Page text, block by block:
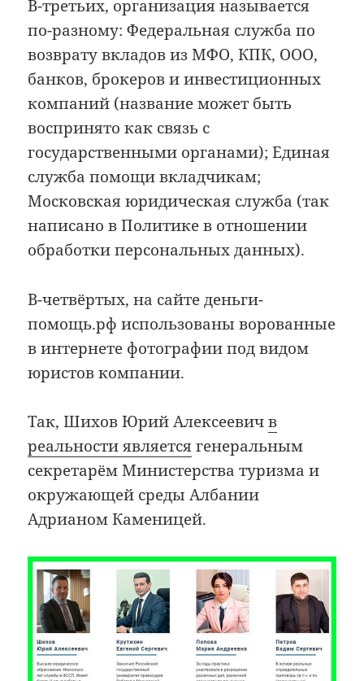
В-третьих, организация называется
по-разному: Федеральная служба по
возврату вкладов из МФО, КПК, ООО,
банков, брокеров и инвестиционных
компаний (название может быть
воспринято как связь с
государственными органами); Единая
служба помощи вкладчикам;
Московская юридическая служба (так
написано в Политике в отношении
обработки персональных данных).
В-четвёртых, на сайте деньги-
помощь.рф использованы ворованные
в интернете фотографии под видом
юристов компании.
Так, Шихов Юрий Алексеевичв
реальности являетсягенеральным
секретарём Министерства туризма и
окружающей среды Албании
Адрианом Каменицей.